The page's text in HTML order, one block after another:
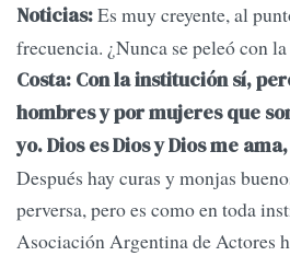
Noticias:Es muy creyente, al
frecuencia. ¿Nunca se peleó con
Costa: Con la institución sí,
hombres y por mujeres que
yo. Dios es Dios y Dios me
Después hay curas y monjas
perversa, pero es como en toda
Asociación Argentina de Actores